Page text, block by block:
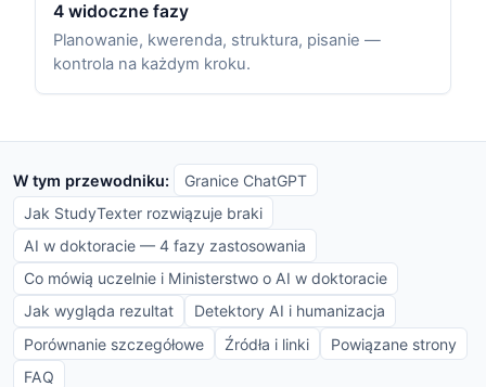
4 widoczne fazy
Planowanie, kwerenda, struktura, pisanie —
kontrola na każdym kroku.
W tym przewodniku:
Granice ChatGPT
Jak StudyTexter rozwiązuje braki
AI w doktoracie — 4 fazy zastosowania
Co mówią uczelnie i Ministerstwo o AI w doktoracie
Jak wygląda rezultat
Detektory AI i humanizacja
Porównanie szczegółowe
Źródła i linki
Powiązane strony
FAQ